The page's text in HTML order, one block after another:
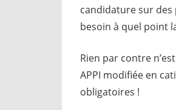
candidature sur
besoin à quel point
Rien par contre
APPI modifiée en
obligatoires !